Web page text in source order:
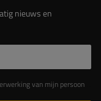
nieuws en
met de Verordening van het Europees Parlement en de Raad (EU)